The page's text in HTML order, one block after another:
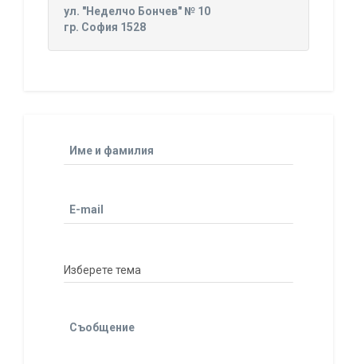
ул. "Неделчо Бончев" № 10
гр. София 1528
Име и фамилия
E-mail
Съобщение